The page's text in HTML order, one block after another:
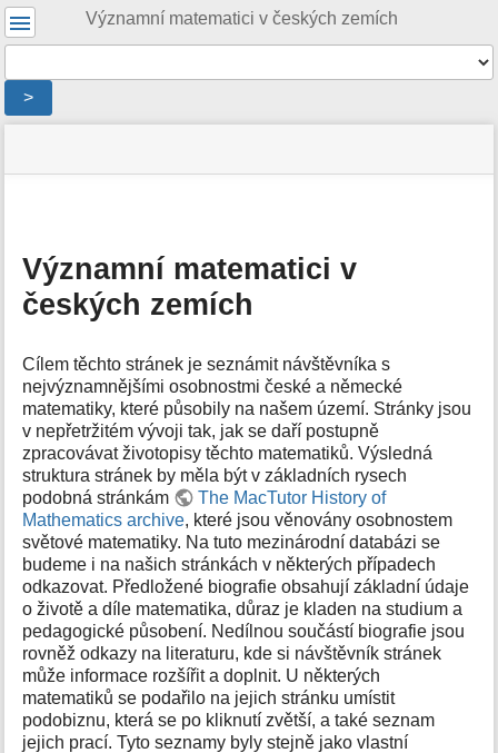
Významní matematici v českých zemích
Nástroje
>
Uživatelské
nástroje
stránky
pro
e
t
a
d
t
a
s
t
r
á
n
k
y
Významní matematici v
českých zemích
Cílem těchto stránek je seznámit návštěvníka s
nejvýznamnějšími osobnostmi české a německé
matematiky, které působily na našem území. Stránky jsou
v nepřetržitém vývoji tak, jak se daří postupně
zpracovávat životopisy těchto matematiků. Výsledná
struktura stránek by měla být v základních rysech
podobná stránkám
The MacTutor History of
Mathematics archive, které jsou věnovány osobnostem
světové matematiky. Na tuto mezinárodní databázi se
budeme i na našich stránkách v některých případech
odkazovat. Předložené biografie obsahují základní údaje
o životě a díle matematika, důraz je kladen na studium a
pedagogické působení. Nedílnou součástí biografie jsou
rovněž odkazy na literaturu, kde si návštěvník stránek
může informace rozšířit a doplnit. U některých
matematiků se podařilo na jejich stránku umístit
podobiznu, která se po kliknutí zvětší, a také seznam
jejich prací. Tyto seznamy byly stejně jako vlastní